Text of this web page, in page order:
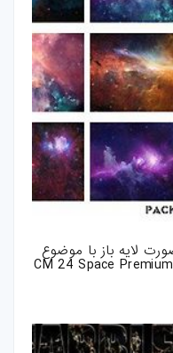
لایه باز با موضوع